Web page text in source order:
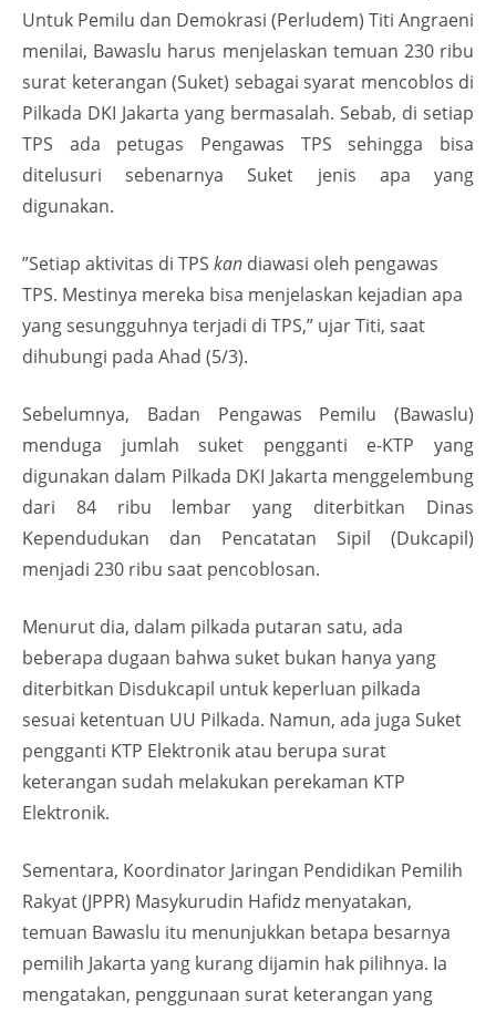
Untuk Pemilu dan Demokrasi (Perludem) Titi Angraeni
menilai, Bawaslu harus menjelaskan temuan 230 ribu
surat keterangan (Suket) sebagai syarat mencoblos di
Pilkada DKI Jakarta yang bermasalah. Sebab, di setiap
TPS ada petugas Pengawas TPS sehingga bisa
ditelusuri sebenarnya Suket jenis apa yang
digunakan.
”Setiap aktivitas di TPS kan diawasi oleh pengawas
TPS. Mestinya mereka bisa menjelaskan kejadian apa
yang sesungguhnya terjadi di TPS,” ujar Titi, saat
dihubungi pada Ahad (5/3).
Sebelumnya, Badan Pengawas Pemilu (Bawaslu)
menduga jumlah suket pengganti e-KTP yang
digunakan dalam Pilkada DKI Jakarta menggelembung
dari 84 ribu lembar yang diterbitkan Dinas
Kependudukan dan Pencatatan Sipil (Dukcapil)
menjadi 230 ribu saat pencoblosan.
Menurut dia, dalam pilkada putaran satu, ada
beberapa dugaan bahwa suket bukan hanya yang
diterbitkan Disdukcapil untuk keperluan pilkada
sesuai ketentuan UU Pilkada. Namun, ada juga Suket
pengganti KTP Elektronik atau berupa surat
keterangan sudah melakukan perekaman KTP
Elektronik.
Sementara, Koordinator Jaringan Pendidikan Pemilih
Rakyat (JPPR) Masykurudin Hafidz menyatakan,
temuan Bawaslu itu menunjukkan betapa besarnya
pemilih Jakarta yang kurang dijamin hak pilihnya. Ia
mengatakan, penggunaan surat keterangan yang